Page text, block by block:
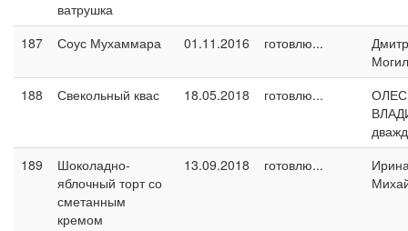
ватрушка
187 Соус Мухаммара 01.11.2016 готовлю...
188
Свекольный квас 18.05.2018 готовлю...
189
Шоколадно-
яблочный торт со
сметанным
кремом
13.09.2018 готовлю...